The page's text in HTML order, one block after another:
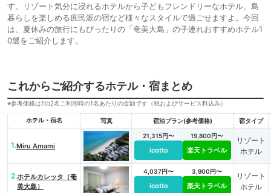
す。リゾート気分に浸れるホテルから子どもフレンドリーなホテル、島
暮らしを楽しめる庶民派の宿など様々なスタイルで過ごせますよ。今回
は、夏休みの旅行にもぴったりの「奄美大島」の子連れおすすめホテル1
0選をご紹介します。
これからご紹介するホテル・宿まとめ
※参考価格は1泊2名ご利用時の1名あたりの金額です（税およびサービス料込み）
ホテル・宿名 写真 宿泊プラン(参考価格) 宿タイプ
1.Miru Amami
21,315円〜
icotto
19,800円〜
楽天トラベル
リゾート
ホテル
2.ホテルカレッタ（奄
美大島）
4,037円〜
icotto
3,900円〜
楽天トラベル
リゾート
ホテル